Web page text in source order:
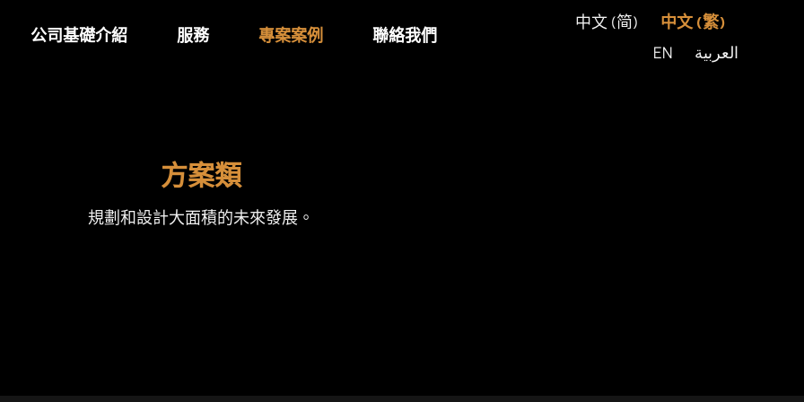
公司基礎介紹 服務 專案案例 聯絡我們
中文 (简)
中文 (繁)
EN
العربية
方案類
規劃和設計大面積的未來發展。